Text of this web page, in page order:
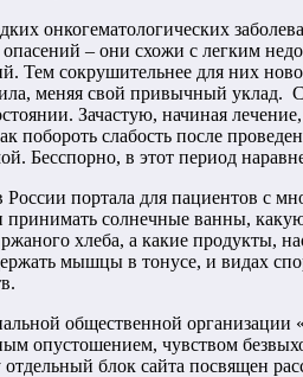
онкогематологических
– они схожи с легким
Тем сокрушительнее для них
меняя свой привычный уклад.
Зачастую, начиная
побороть слабость после
Бесспорно, в этот период
России портала для пациентов
солнечные ванны,
хлеба, а какие продукты,
мышцы в тонусе, и видах
общественной
опустошением, чувством
блок сайта посвящен